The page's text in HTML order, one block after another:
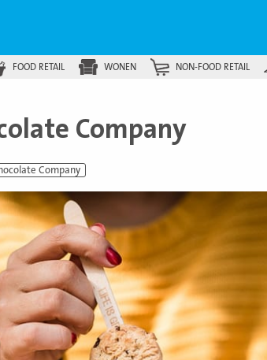
FOOD RETAIL WONEN NON-FOOD RETAIL
Company
Company